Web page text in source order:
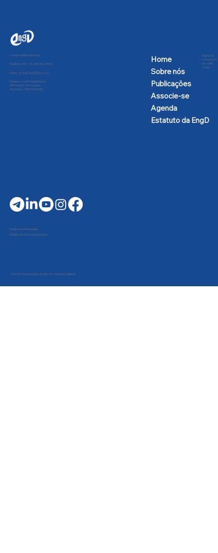
E-mail:engd@engd.org.br
Telefone: +55 11 91592-2809
CNPJ: 47.205.991/0001-02
Endereço: Av Dr Hugo Beolchi,
445 Conj 25 - Vila Guarani -
São Paulo - CEP: 04310-030
Home
Sobre nós
Publicações
Associe-se
Agenda
Estatuto da EngD
Regras de
Convivência
nas redes
sociais
Política de Privacidade
Política de Troca e Devolução
©2026 Desenvolvido por Be On Soluções Digitais